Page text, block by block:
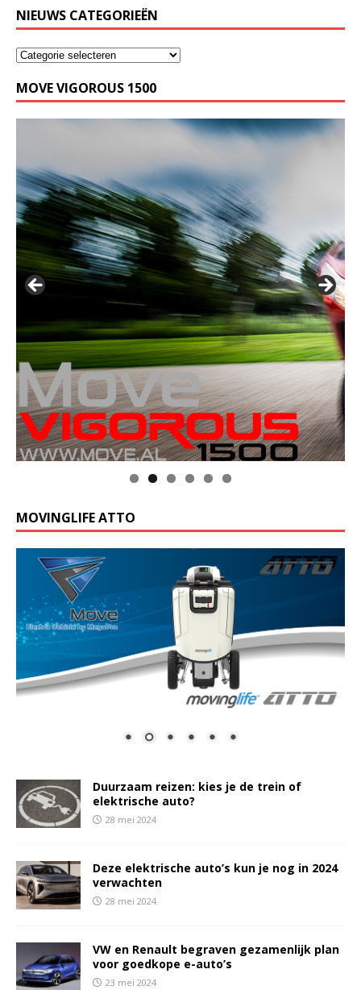
NIEUWS CATEGORIEËN
MOVE VIGOROUS 1500
MOVINGLIFE ATTO
Duurzaam reizen: kies je de trein of
elektrische auto?
28 mei 2024
Deze elektrische auto’s kun je nog in 2024
verwachten
28 mei 2024
VW en Renault begraven gezamenlijk plan
voor goedkope e-auto’s
23 mei 2024